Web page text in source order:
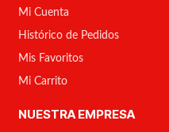
Mi Cuenta
Histórico de Pedidos
Mis Favoritos
Mi Carrito
NUESTRA EMPRESA